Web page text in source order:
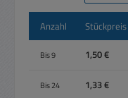
Anzahl Stückpreis
Bis9 1,50 €
Bis24 1,33 €